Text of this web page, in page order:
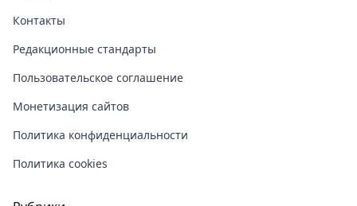
Контакты
Редакционные стандарты
Пользовательское соглашение
Монетизация сайтов
Политика конфиденциальности
Политика cookies